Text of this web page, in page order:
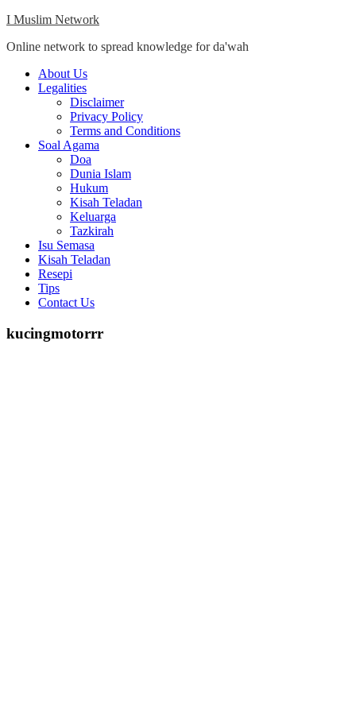
Skip
content
I Muslim Network
Online network to spread knowledge for da'wah
Close
Menu
About Us
Legalities
Disclaimer
Privacy Policy
Terms and Conditions
Soal Agama
Doa
Dunia Islam
Hukum
Kisah Teladan
Keluarga
Tazkirah
Isu Semasa
Kisah Teladan
Resepi
Tips
Contact Us
kucingmotorrr